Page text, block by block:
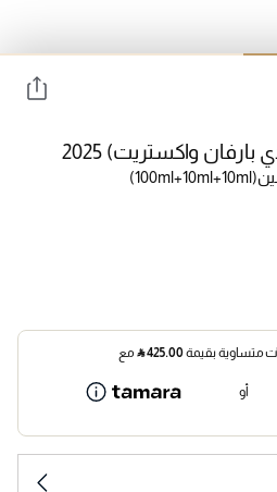
(100ml+10ml+10ml)
425.00
⃁ مع
أو